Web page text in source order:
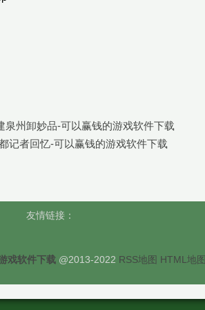
州卸妙品-可以赢钱的游戏软件下载
记者回忆-可以赢钱的游戏软件下载
友情链接：
戏软件下载@2013-2022 RSS地图 HTML地